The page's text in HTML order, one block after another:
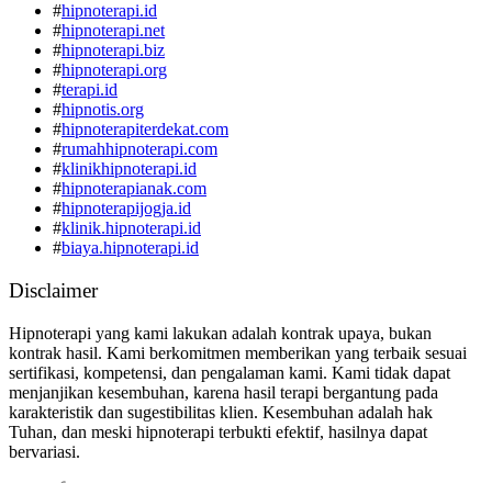
#hipnoterapi.id
#hipnoterapi.net
#hipnoterapi.biz
#hipnoterapi.org
#terapi.id
#hipnotis.org
#hipnoterapiterdekat.com
#rumahhipnoterapi.com
#klinikhipnoterapi.id
#hipnoterapianak.com
#hipnoterapijogja.id
#klinik.hipnoterapi.id
#biaya.hipnoterapi.id
Disclaimer
Hipnoterapi yang kami lakukan adalah kontrak upaya, bukan
kontrak hasil. Kami berkomitmen memberikan yang terbaik sesuai
sertifikasi, kompetensi, dan pengalaman kami. Kami tidak dapat
menjanjikan kesembuhan, karena hasil terapi bergantung pada
karakteristik dan sugestibilitas klien. Kesembuhan adalah hak
Tuhan, dan meski hipnoterapi terbukti efektif, hasilnya dapat
bervariasi.